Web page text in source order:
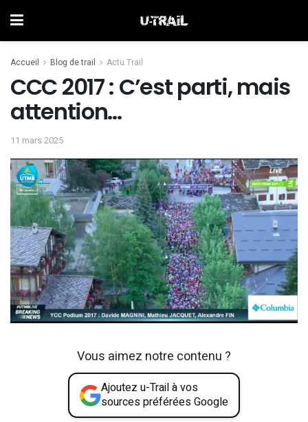
Accueil Blog de trail Actu Trail
CCC 2017 : C’est parti, mais
attention…
11 mars 2025
Vous aimez notre contenu ?
Ajoutez u-Trail à vos
sources préférées Google